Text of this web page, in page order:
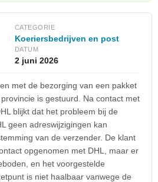
CATEGORIE
Koeriersbedrijven en post
DATUM
2 juni 2026
met de bezorging van een pakket
is gestuurd. Na contact met
blijkt dat het probleem bij de
geen adreswijzigingen kan
van de verzender. De klant
opgenomen met DHL, maar er
en het voorgestelde
is niet haalbaar vanwege de